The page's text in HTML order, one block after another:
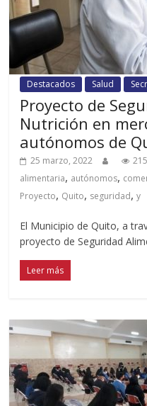
Destacados Salud
Proyecto de
Nutrición en
autónomos de
25 marzo, 2022
alimentaria, autónomos,
Proyecto, Quito, seguridad,y
El Municipio de Quito, a
proyecto de Seguridad
Leer más